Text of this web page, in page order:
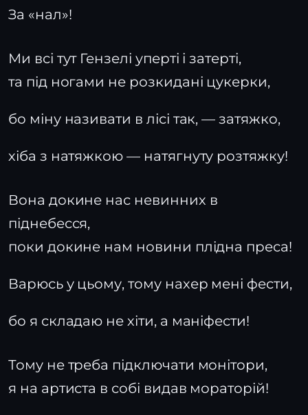
За «нал»!
Ми всі тут Гензелі уперті і затерті,
та під ногами не розкидані цукерки,
бо міну називати в лісі так, — затяжко,
хіба з натяжкою — натягнуту розтяжку!
Вона докине нас невинних в
піднебесся,
поки докине нам новини плідна преса!
Варюсь у цьому, тому нахер мені фести,
бо я складаю не хіти, а маніфести!
Тому не треба підключати монітори,
я на артиста в собі видав мораторій!